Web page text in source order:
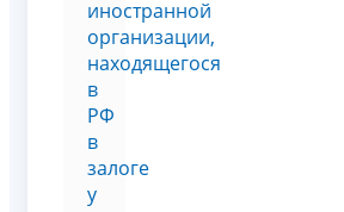
иностранной
организации,
находящегося
в
РФ
в
залоге
у